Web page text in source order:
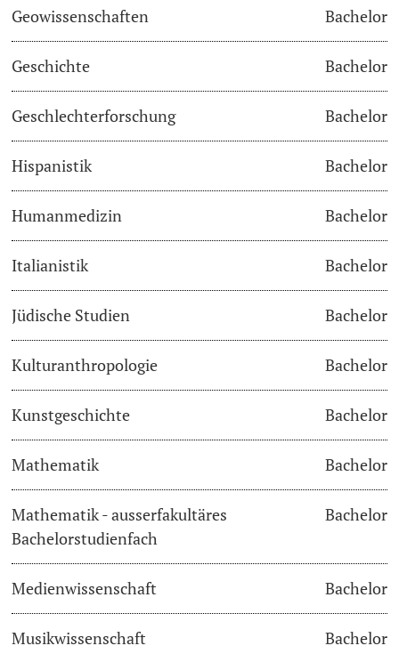
Studienberatung
Studienfinanzierung
Berufseinstieg & Laufbahnberatung
Soziales & Gesundheit
Koordinationsstelle für Geflüchtete
Beratungswegweiser
Lernen & Lehren
KI in Studium und Lehre
Digitales Lernen
Sprachenzentrum
Geowissenschaften Bachelor
Geschichte Bachelor
Geschlechterforschung Bachelor
Hispanistik Bachelor
Humanmedizin Bachelor
Italianistik Bachelor
Jüdische Studien Bachelor
Kulturanthropologie Bachelor
Kunstgeschichte Bachelor
Mathematik Bachelor
Mathematik - ausserfakultäres
Bachelorstudienfach
Bachelor
Medienwissenschaft Bachelor
Musikwissenschaft Bachelor